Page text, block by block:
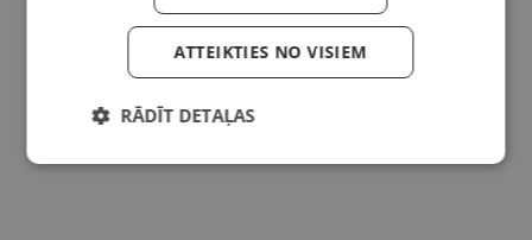
ATTEIKTIES NO VISIEM
RĀDĪT DETAĻAS